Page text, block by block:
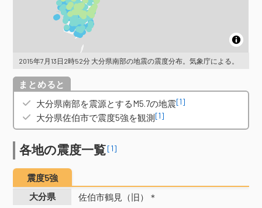
2015年7月13日2時52分 大分県南部の地震の震度分布。気象庁による。
概要
大分県南部を震源とするM5.7の地震[1]
大分県佐伯市で震度5強を観測[1]
各地の震度一覧[1]
震度5強
大分県
佐伯市鶴見（旧）＊